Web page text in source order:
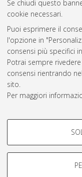
Se chiudi questo
cookie necessari.
Puoi esprimere il
l'opzione in
consensi più specifici
Potrai sempre
consensi rientrando
sito.
Per maggiori
COOKIE DI
Si tratta di cookie
navigazione degli
Atom
Rss
2.0
AMS
ISSN: